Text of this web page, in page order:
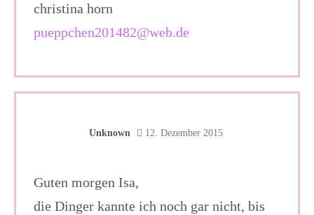
christina horn
pueppchen201482@web.de
Unknown 12. Dezember 2015
Guten morgen Isa,
die Dinger kannte ich noch gar nicht, bis